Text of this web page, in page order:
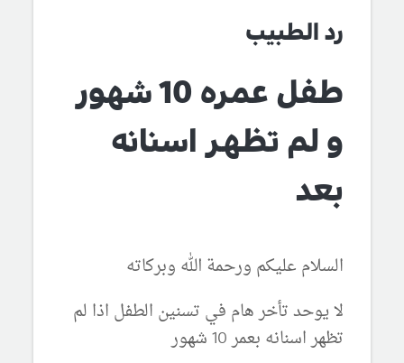
رد الطبيب
طفل عمره 10 شهور
و لم تظهر اسنانه
بعد
السلام عليكم ورحمة الله وبركاته
لا يوحد تأخر هام في تسنين الطفل اذا لم
تظهر اسنانه بعمر 10 شهور